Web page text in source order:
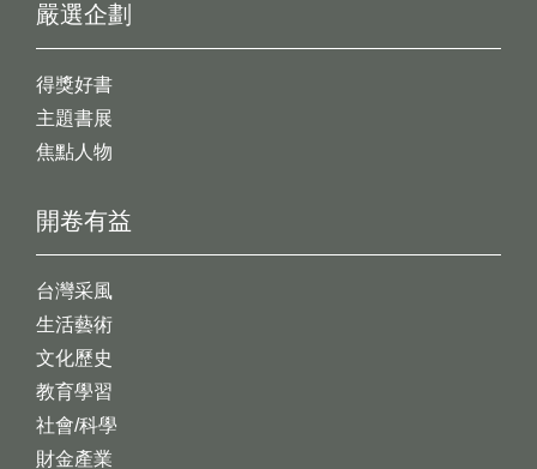
開卷有益
台灣采風
生活藝術
文化歷史
教育學習
社會/科學
財金產業
嚴選企劃
得獎好書
主題書展
焦點人物